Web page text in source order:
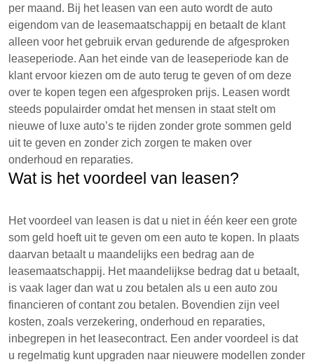
per maand. Bij het leasen van een auto wordt de auto
eigendom van de leasemaatschappij en betaalt de klant
alleen voor het gebruik ervan gedurende de afgesproken
leaseperiode. Aan het einde van de leaseperiode kan de
klant ervoor kiezen om de auto terug te geven of om deze
over te kopen tegen een afgesproken prijs. Leasen wordt
steeds populairder omdat het mensen in staat stelt om
nieuwe of luxe auto’s te rijden zonder grote sommen geld
uit te geven en zonder zich zorgen te maken over
onderhoud en reparaties.
Wat is het voordeel van leasen?
Het voordeel van leasen is dat u niet in één keer een grote
som geld hoeft uit te geven om een auto te kopen. In plaats
daarvan betaalt u maandelijks een bedrag aan de
leasemaatschappij. Het maandelijkse bedrag dat u betaalt,
is vaak lager dan wat u zou betalen als u een auto zou
financieren of contant zou betalen. Bovendien zijn veel
kosten, zoals verzekering, onderhoud en reparaties,
inbegrepen in het leasecontract. Een ander voordeel is dat
u regelmatig kunt upgraden naar nieuwere modellen zonder